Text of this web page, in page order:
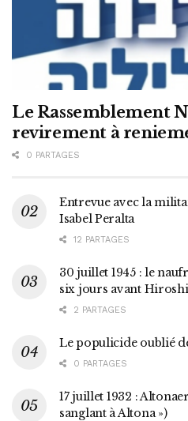
Le Rassemblement
revirement à
0 PARTAGES
Entrevue avec la
Isabel Peralta
12 PARTAGES
30 juillet 1945 : le
six jours avant
2 PARTAGES
Le populicide oublié
0 PARTAGES
17 juillet 1932 :
sanglant à Altona »)